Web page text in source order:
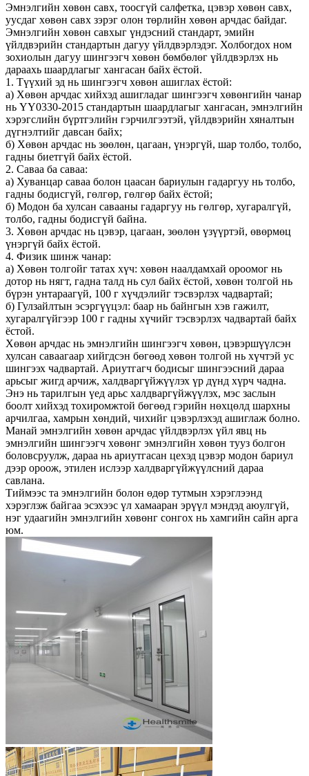
Эмнэлгийн хөвөн савх, тоосгүй салфетка, цэвэр хөвөн савх,
уусдаг хөвөн савх зэрэг олон төрлийн хөвөн арчдас байдаг.
Эмнэлгийн хөвөн савхыг үндэсний стандарт, эмийн
үйлдвэрийн стандартын дагуу үйлдвэрлэдэг. Холбогдох ном
зохиолын дагуу шингээгч хөвөн бөмбөлөг үйлдвэрлэх нь
дараахь шаардлагыг хангасан байх ёстой.
1. Түүхий эд нь шингээгч хөвөн ашиглах ёстой:
a) Хөвөн арчдас хийхэд ашигладаг шингээгч хөвөнгийн чанар
нь YY0330-2015 стандартын шаардлагыг хангасан, эмнэлгийн
хэрэгслийн бүртгэлийн гэрчилгээтэй, үйлдвэрийн хяналтын
дүгнэлтийг давсан байх;
б) Хөвөн арчдас нь зөөлөн, цагаан, үнэргүй, шар толбо, толбо,
гадны биетгүй байх ёстой.
2. Саваа ба саваа:
a) Хуванцар саваа болон цаасан бариулын гадаргуу нь толбо,
гадны бодисгүй, гөлгөр, гөлгөр байх ёстой;
б) Модон ба хулсан савааны гадаргуу нь гөлгөр, хугаралгүй,
толбо, гадны бодисгүй байна.
3. Хөвөн арчдас нь цэвэр, цагаан, зөөлөн үзүүртэй, өвөрмөц
үнэргүй байх ёстой.
4. Физик шинж чанар:
a) Хөвөн толгойг татах хүч: хөвөн наалдамхай ороомог нь
дотор нь нягт, гадна талд нь сул байх ёстой, хөвөн толгой нь
бүрэн унтараагүй, 100 г хүчдэлийг тэсвэрлэх чадвартай;
б) Гулзайлтын эсэргүүцэл: баар нь байнгын хэв гажилт,
хугаралгүйгээр 100 г гадны хүчийг тэсвэрлэх чадвартай байх
ёстой.
Хөвөн арчдас нь эмнэлгийн шингээгч хөвөн, цэвэршүүлсэн
хулсан саваагаар хийгдсэн бөгөөд хөвөн толгой нь хүчтэй ус
шингээх чадвартай. Ариутгагч бодисыг шингээсний дараа
арьсыг жигд арчиж, халдваргүйжүүлэх үр дүнд хүрч чадна.
Энэ нь тарилгын үед арьс халдваргүйжүүлэх, мэс заслын
боолт хийхэд тохиромжтой бөгөөд гэрийн нөхцөлд шархны
арчилгаа, хамрын хөндий, чихийг цэвэрлэхэд ашиглаж болно.
Манай эмнэлгийн хөвөн арчдас үйлдвэрлэх үйл явц нь
эмнэлгийн шингээгч хөвөнг эмнэлгийн хөвөн тууз болгон
боловсруулж, дараа нь ариутгасан цехэд цэвэр модон бариул
дээр ороож, этилен ислээр халдваргүйжүүлсний дараа
савлана.
Тиймээс та эмнэлгийн болон өдөр тутмын хэрэглээнд
хэрэглэж байгаа эсэхээс үл хамааран эрүүл мэндэд аюулгүй,
нэг удаагийн эмнэлгийн хөвөнг сонгох нь хамгийн сайн арга
юм.